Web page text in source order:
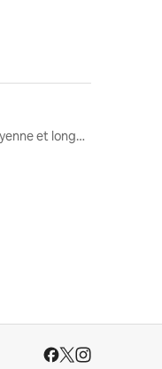
Locations moyenne et longue durée